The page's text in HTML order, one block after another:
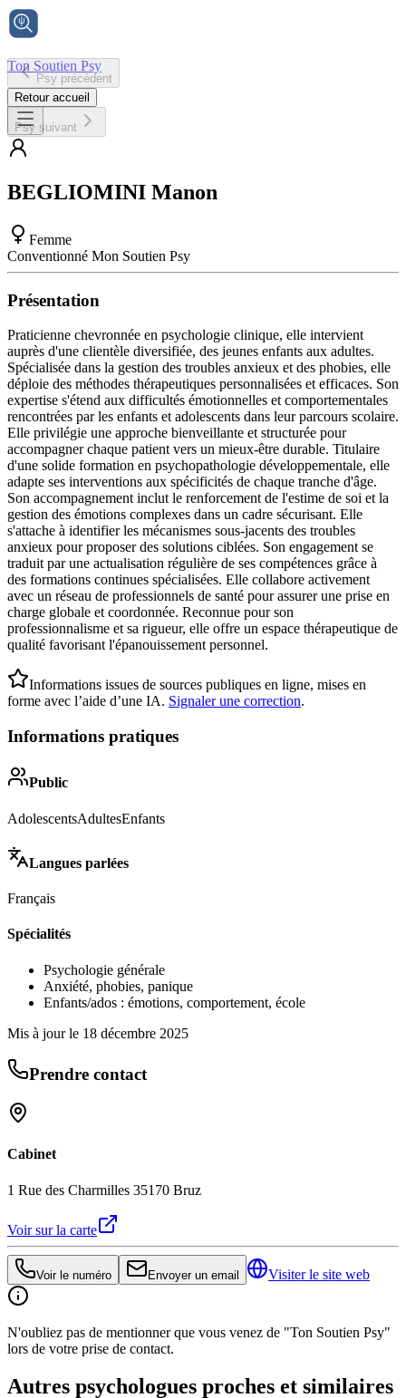
Ton Soutien Psy
Accueil
Psy précédent
Retour accueil
Psy suivant
BEGLIOMINI Manon
Femme
Conventionné Mon Soutien Psy
Présentation
Praticienne chevronnée en psychologie clinique, elle intervient
auprès d'une clientèle diversifiée, des jeunes enfants aux adultes.
Spécialisée dans la gestion des troubles anxieux et des phobies, elle
déploie des méthodes thérapeutiques personnalisées et efficaces. Son
expertise s'étend aux difficultés émotionnelles et comportementales
rencontrées par les enfants et adolescents dans leur parcours scolaire.
Elle privilégie une approche bienveillante et structurée pour
accompagner chaque patient vers un mieux-être durable. Titulaire
d'une solide formation en psychopathologie développementale, elle
adapte ses interventions aux spécificités de chaque tranche d'âge.
Son accompagnement inclut le renforcement de l'estime de soi et la
gestion des émotions complexes dans un cadre sécurisant. Elle
s'attache à identifier les mécanismes sous-jacents des troubles
anxieux pour proposer des solutions ciblées. Son engagement se
traduit par une actualisation régulière de ses compétences grâce à
des formations continues spécialisées. Elle collabore activement
avec un réseau de professionnels de santé pour assurer une prise en
charge globale et coordonnée. Reconnue pour son
professionnalisme et sa rigueur, elle offre un espace thérapeutique de
qualité favorisant l'épanouissement personnel.
Informations issues de sources publiques en ligne, mises en
forme avec l’aide d’une IA. Signaler une correction.
Informations pratiques
Public
AdolescentsAdultesEnfants
Langues parlées
Français
Spécialités
Psychologie générale
Anxiété, phobies, panique
Enfants/ados : émotions, comportement, école
Mis à jour le 18 décembre 2025
Prendre contact
Cabinet
1 Rue des Charmilles 35170 Bruz
Voir sur la carte
Voir le numéro Envoyer un email Visiter le site web
N'oubliez pas de mentionner que vous venez de "Ton Soutien Psy"
lors de votre prise de contact.
Autres psychologues proches et similaires